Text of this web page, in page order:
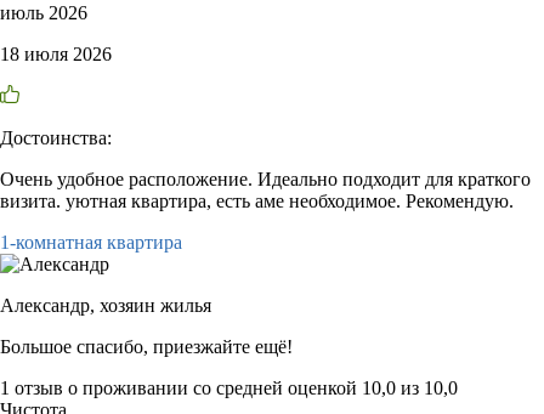
июль 2026
18 июля 2026
Достоинства:
Очень удобное расположение. Идеально подходит для краткого
визита. уютная квартира, есть аме необходимое. Рекомендую.
1-комнатная квартира
Александр, хозяин жилья
Большое спасибо, приезжайте ещё!
1 отзыв о проживании со средней оценкой 10,0 из 10,0
Чистота